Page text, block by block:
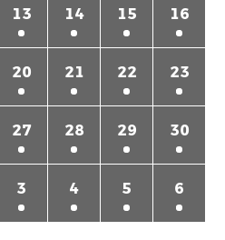
13 14 15 16
20 21 22 23
27 28 29 30
3 4 5 6